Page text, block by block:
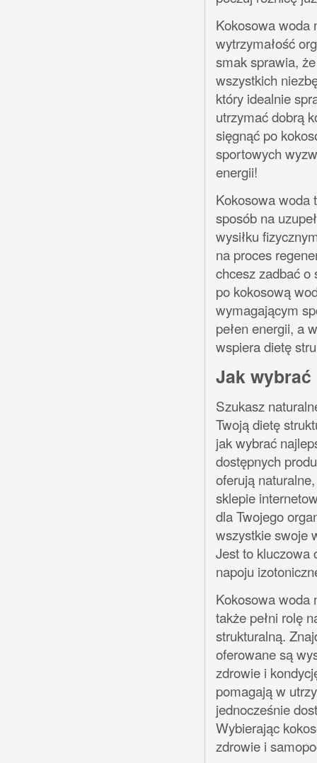
Kokosowa woda
wytrzymałość
smak sprawia,
wszystkich
który idealnie
utrzymać dobrą
sięgnąć po
sportowych
energii!
Kokosowa woda
sposób na
wysiłku
na proces
chcesz zadbać o
po kokosową
wymagającym
pełen energii, a
wspiera dietę
Jak
Szukasz
Twoją dietę
jak wybrać
dostępnych
oferują
sklepie
dla Twojego
wszystkie swoje
Jest to kluczowa
napoju
Kokosowa woda
także pełni rolę
strukturalną.
oferowane są
zdrowie i
pomagają w
jednocześnie
Wybierając
zdrowie i